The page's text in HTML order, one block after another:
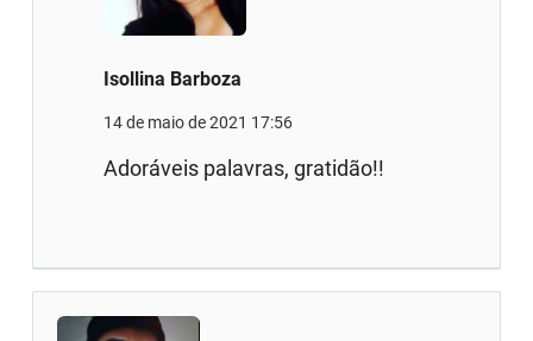
Isollina Barboza
14 de maio de 2021 17:56
Adoráveis palavras, gratidão!!